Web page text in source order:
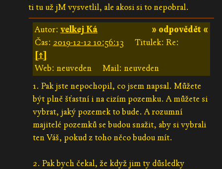
ti tu už jM vysvetlil, ale akosi si to nepobral.
» odpovědět «
Autor: velkej Ká
Čas: 2019-12-12 10:56:13
Titulek: Re:
[↑]
Web: neuveden
Mail: neuveden
1. Pak jste nepochopil, co jsem napsal. Můžete
být plně šťastní i na cizím pozemku. A můžete si
vybrat, jaký pozemek to bude. A rozumní
majitelé pozemků se budou snažit, aby si vybrali
ten Váš, pokud z toho něco budou mít.
2. Pak bych čekal, že když jim ty důsledky